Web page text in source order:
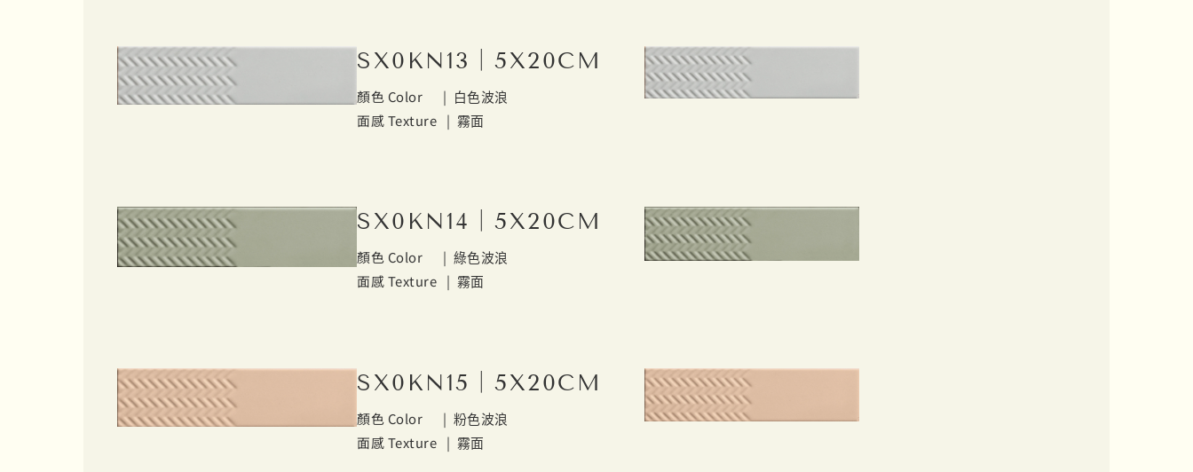
SX0KN13｜5X20CM
顏色 Color | 白色波浪
面感 Texture | 霧面
SX0KN14｜5X20CM
顏色 Color | 綠色波浪
面感 Texture | 霧面
SX0KN15｜5X20CM
顏色 Color | 粉色波浪
面感 Texture | 霧面